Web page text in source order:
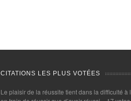
CITATIONS LES PLUS VOTÉES
Le plaisir de la réussite tient dans la difficulté à